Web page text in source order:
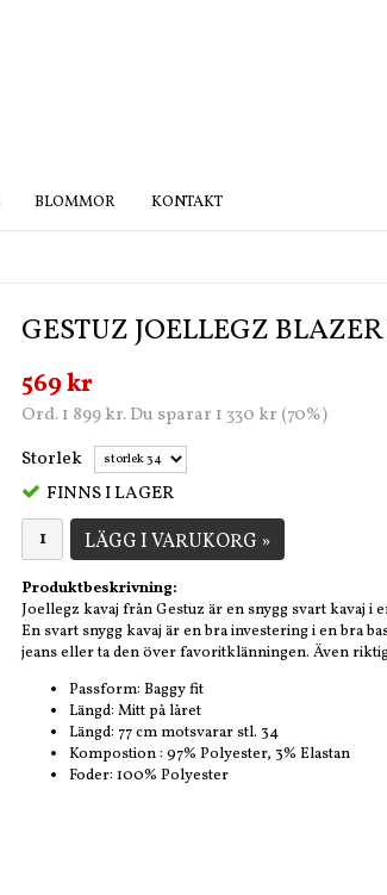
BLOMMOR KONTAKT
GESTUZ JOELLEGZ
569 kr
Ord. 1 899 kr. Du sparar 1 330 kr (70%)
Storlek
FINNS I LAGER
LÄGG I VARUKORG »
Produktbeskrivning:
Joellegz kavaj från Gestuz är en snygg svart kavaj
En svart snygg kavaj är en bra investering i en bra
jeans eller ta den över favoritklänningen. Även
Passform: Baggy fit
Längd: Mitt på låret
Längd: 77 cm motsvarar stl. 34
Kompostion : 97% Polyester, 3% Elastan
Foder: 100% Polyester